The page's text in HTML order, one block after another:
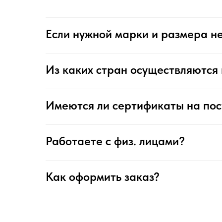
Если нужной марки и размера
Из каких стран
Имеются ли сертификаты на
Работаете с физ. лицами?
Как оформить заказ?